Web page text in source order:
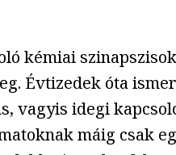
kémiai
Évtizedek óta
vagyis idegi
máig csak